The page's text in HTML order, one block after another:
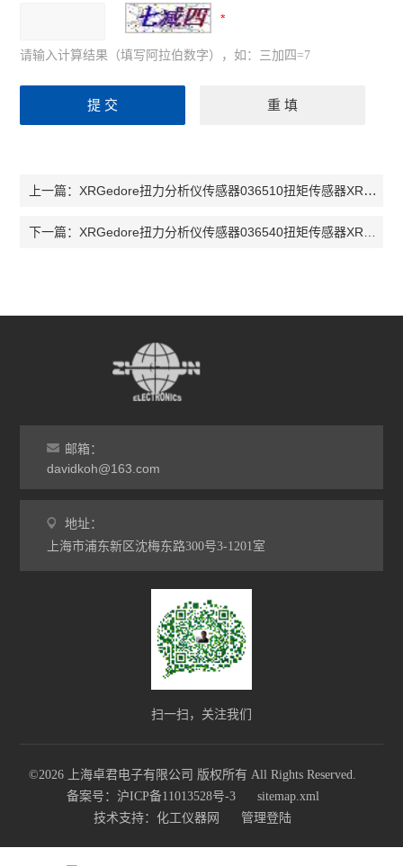
请输入计算结果（填写阿拉伯数字），如：三加四=7
上一篇：XRGedore扭力分析仪传感器036510扭矩传感器XR2HD 扭矩传感器036520
下一篇：XRGedore扭力分析仪传感器036540扭矩传感器XR20SD 扭矩传感器036550
邮箱：
davidkoh@163.com
地址：
上海市浦东新区沈梅东路300号3-1201室
扫一扫，关注我们
©2026 上海卓君电子有限公司 版权所有 All Rights Reserved.
备案号：沪ICP备11013528号-3
sitemap.xml
技术支持： 化工仪器网 管理登陆